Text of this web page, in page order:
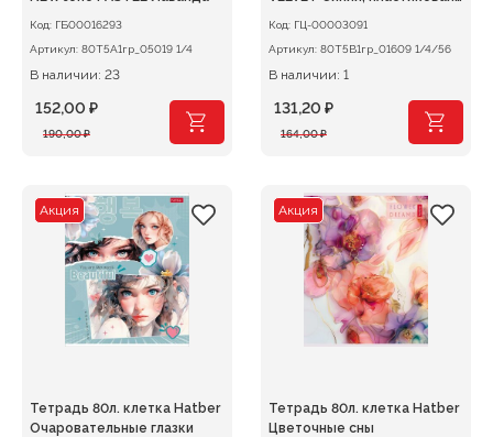
Код: ГБ00016293
Артикул:
80Т5А1гр_05019 1/4
В наличии: 23
190,00₽
Первоначальная
190,00 ₽.
152,00 ₽
Текущая
обл. на гребне
Код: ГЦ-00003091
Артикул:
80Т5В1гр_01609 1/4/56
В наличии: 1
164,00₽
Первоначальная
164,00 ₽.
131,20 ₽
Текущая
Акция
Тетрадь 80л. клетка Hatber
Очаровательные глазки
Акция
Тетрадь 80л. клетка Hatber
Цветочные сны